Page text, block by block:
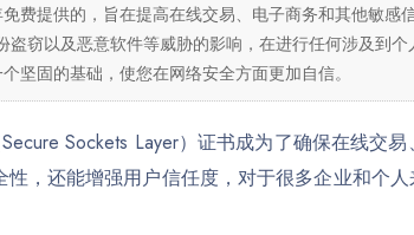
费提供的，旨在提高在线交易、电子商务和其他敏感
窃以及恶意软件等威胁的影响，在进行任何涉及到个
坚固的基础，使您在网络安全方面更加自信。
Sockets Layer）证书成为了确保在线交
，还能增强用户信任度，对于很多企业和个